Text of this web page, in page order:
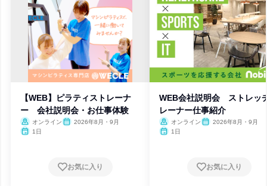
【WEB】ピラティストレーナ
ー 会社説明会・お仕事体験
オンライン
2026年8月・9月
1日
お気に入り
WEB会社説明会 ストレッ
レーナー仕事紹介
オンライン
2026年8月・9月
1日
お気に入り